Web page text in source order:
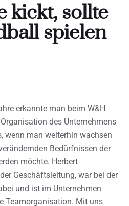
kickt, sollte
spielen
erkannte man beim W&H
des Unternehmens
wenn man weiterhin wachsen
Bedürfnissen der
möchte. Herbert
Geschäftsleitung, war bei der
und ist im Unternehmen
Teamorganisation. Mit uns